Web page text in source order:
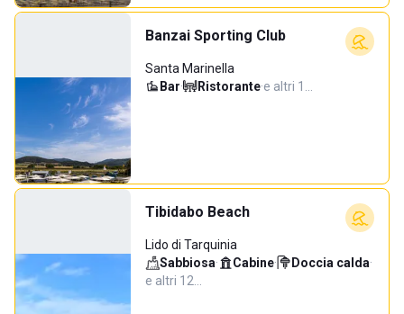
Banzai Sporting Club
Santa Marinella
Bar· Ristorante·e altri 1…
Tibidabo Beach
Lido di Tarquinia
Sabbiosa· Cabine· Doccia calda·
e altri 12…